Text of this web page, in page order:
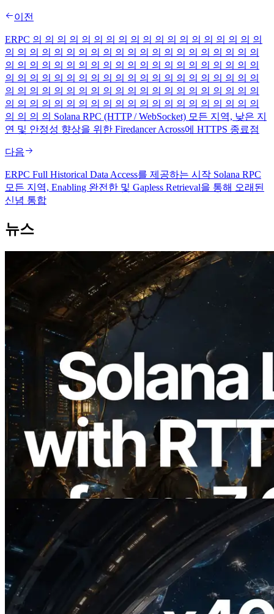
이전
ERPC 의 의 의 의 의 의 의 의 의 의 의 의 의 의 의 의 의 의 의
의 의 의 의 의 의 의 의 의 의 의 의 의 의 의 의 의 의 의 의 의
의 의 의 의 의 의 의 의 의 의 의 의 의 의 의 의 의 의 의 의 의
의 의 의 의 의 의 의 의 의 의 의 의 의 의 의 의 의 의 의 의 의
의 의 의 의 의 의 의 의 의 의 의 의 의 의 의 의 의 의 의 의 의
의 의 의 의 의 의 의 의 의 의 의 의 의 의 의 의 의 의 의 의 의
의 의 의 의 Solana RPC (HTTP / WebSocket) 모든 지역, 낮은 지
연 및 안정성 향상을 위한 Firedancer Across에 HTTPS 종료점
다음
ERPC Full Historical Data Access를 제공하는 시작 Solana RPC
모든 지역, Enabling 완전한 및 Gapless Retrieval을 통해 오래된
신념 통합
뉴스
2026.08.05
ERPC, Solana Leader Slot API를 전 세계
7개 리전 ping 측정으로 확장 —
Validators Information API도 공개
이 글 읽기